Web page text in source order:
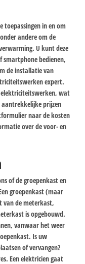
toepassingen in en om
andere om de
U kunt deze
bedienen,
de installatie van
expert.
elektriciteitswerken, wat
aantrekkelijke prijzen
naar de kosten
over de voor- en
of de groepenkast en
groepenkast (maar
van de meterkast,
is opgebouwd.
vanwaar het weer
Is uw
of vervangen?
Een elektricien gaat